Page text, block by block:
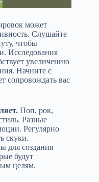
может
Слушайте
чтобы
Исследования
увеличению
Начните с
сопровождать вас
Поп, рок,
Разные
Регулярно
скуки.
для создания
будут
целям.